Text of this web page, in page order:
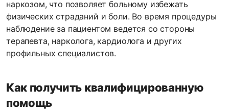
наркозом, что позволяет больному избежать
физических страданий и боли. Во время процедуры
наблюдение за пациентом ведется со стороны
терапевта, нарколога, кардиолога и других
профильных специалистов.
Как получить квалифицированную
помощь